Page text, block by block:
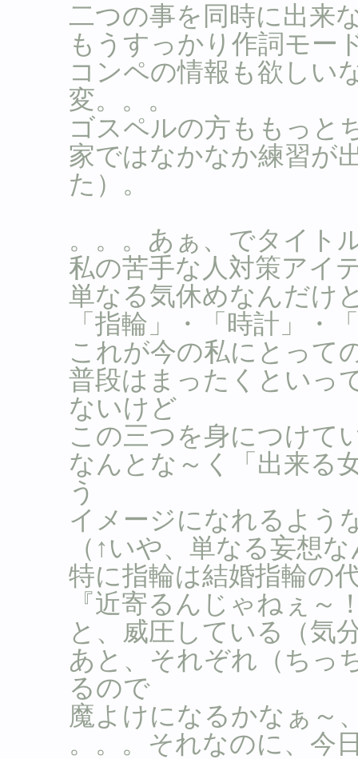
二つの事を同時に出来
もうすっかり作詞モー
コンペの情報も欲しい
変。。。
ゴスペルの方ももっと
家ではなかなか練習が
た）。
。。。あぁ、でタイト
私の苦手な人対策アイ
単なる気休めなんだけ
「指輪」・「時計」・
これが今の私にとって
普段はまったくといっ
ないけど
この三つを身につけて
なんとな～く「出来る
う
イメージになれるよう
（↑いや、単なる妄想
特に指輪は結婚指輪の
『近寄るんじゃねぇ～
と、威圧している（気
あと、それぞれ（ちっ
るので
魔よけになるかなぁ～
。。。それなのに、今